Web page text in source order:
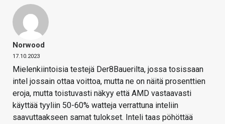
Norwood
17.10.2023
Mielenkiintoisia testejä Der8Bauerilta, jossa tosissaan
intel jossain ottaa voittoa, mutta ne on näitä prosenttien
eroja, mutta toistuvasti näkyy että AMD vastaavasti
käyttää tyyliin 50-60% watteja verrattuna inteliin
saavuttaakseen samat tulokset. Inteli taas pöhöttää